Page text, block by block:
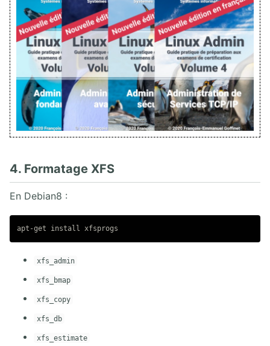
4. Formatage XFS
En Debian8 :
apt-get install
xfs_admin
xfs_bmap
xfs_copy
xfs_db
xfs_estimate